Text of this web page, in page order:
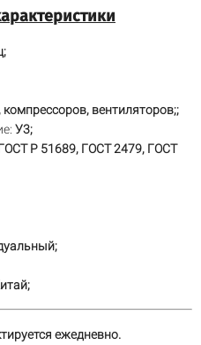
компрессоров, вентиляторов;;
У3;
Р 51689, ГОСТ 2479, ГОСТ
ежедневно.